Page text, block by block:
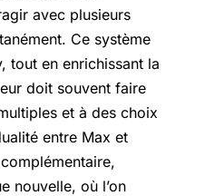
avec plusieurs
Ce système
tout en enrichissant la
doit souvent faire
et à des choix
entre Max et
nouvelle, où l’on